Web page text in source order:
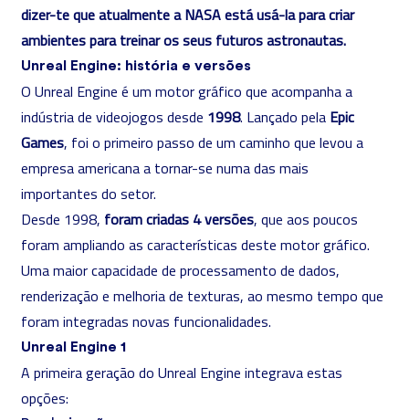
dizer-te que atualmente a NASA está usá-la para criar
ambientes para treinar os seus futuros astronautas.
Unreal Engine: história e versões
O Unreal Engine é um motor gráfico que acompanha a
indústria de videojogos desde 1998. Lançado pela Epic
Games, foi o primeiro passo de um caminho que levou a
empresa americana a tornar-se numa das mais
importantes do setor.
Desde 1998, foram criadas 4 versões, que aos poucos
foram ampliando as características deste motor gráfico.
Uma maior capacidade de processamento de dados,
renderização e melhoria de texturas, ao mesmo tempo que
foram integradas novas funcionalidades.
Unreal Engine 1
A primeira geração do Unreal Engine integrava estas
opções: